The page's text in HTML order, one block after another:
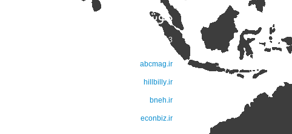
هوشمندانه بازاریابی کنید
13 هزار کاربر فعال و نماد اعتماد الکترونيک مجموعه وب
abcmag.ir
hillbilly.ir
bneh.ir
econbiz.ir